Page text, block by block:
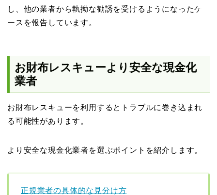
し、他の業者から執拗な勧誘を受けるようになったケ
ースを報告しています。
お財布レスキューより安全な現金化
業者
お財布レスキューを利用するとトラブルに巻き込まれ
る可能性があります。
より安全な現金化業者を選ぶポイントを紹介します。
正規業者の具体的な見分け方